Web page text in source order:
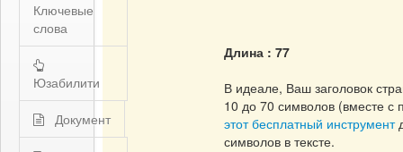
Ключевые
слова
Юзабилити
Документ
Длина : 77
В идеале, Ваш заголовок
10 до 70 символов (вместе с
этот бесплатный инструмент
символов в тексте.